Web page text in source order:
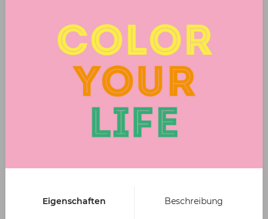
Eigenschaften Beschreibung